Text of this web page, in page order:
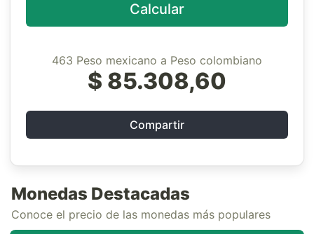
Calcular
463 Peso mexicano a Peso colombiano
$ 85.308,60
Compartir
Monedas Destacadas
Conoce el precio de las monedas más populares